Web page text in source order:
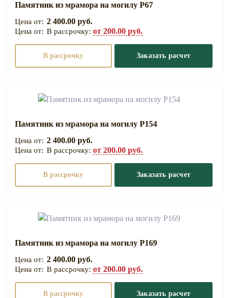
Памятник из мрамора на могилу Р67
2 400.00 руб.
В рассрочку: от 200.00 руб.
В рассрочку Заказать расчет
Памятник из мрамора на могилу Р154
2 400.00 руб.
В рассрочку: от 200.00 руб.
В рассрочку Заказать расчет
Памятник из мрамора на могилу Р169
2 400.00 руб.
В рассрочку: от 200.00 руб.
В рассрочку Заказать расчет